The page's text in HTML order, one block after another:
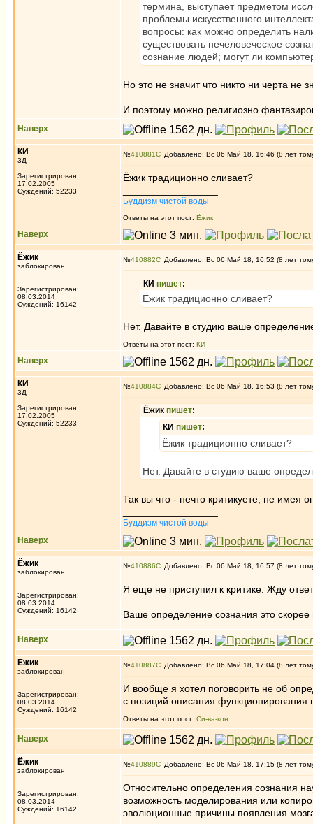
термина, выступает предметом
проблемы искусственного
вопросы: как можно определить
существовать нечеловеческое
сознание людей; могут ли
Но это не значит что никто ни черта не
И поэтому можно религиозно
Наверх
КИ
3Д
Зарегистрирован:
17.02.2005
Суждений: 52233
№410881 Добавлено: Вс 06 Май 18, 16:46 (8 лет
Ёжик традиционно сливает?
Буддизм чистой воды
Ответы на этот пост: Ёжик
Наверх
Ёжик
заблокирован
Зарегистрирован:
08.03.2014
Суждений: 16142
№410882 Добавлено: Вс 06 Май 18, 16:52 (8 лет
КИ пишет:
Ёжик традиционно сливает?
Нет. Давайте в студию ваше
Ответы на этот пост: КИ
Наверх
КИ
3Д
Зарегистрирован:
17.02.2005
Суждений: 52233
№410884 Добавлено: Вс 06 Май 18, 16:53 (8 лет
Ёжик пишет:
КИ пишет:
Ёжик традиционно сливает?
Нет. Давайте в студию ваше
Так вы что - нечто критикуете, не имея
Буддизм чистой воды
Наверх
Ёжик
заблокирован
Зарегистрирован:
08.03.2014
Суждений: 16142
№410886 Добавлено: Вс 06 Май 18, 16:57 (8 лет
Я еще не приступил к критике. Жду
Ваше определение сознания это скорее
Наверх
Ёжик
заблокирован
Зарегистрирован:
08.03.2014
Суждений: 16142
№410887 Добавлено: Вс 06 Май 18, 17:04 (8 лет
И вообще я хотел поговорить не об
с позиций описания функционирования
Ответы на этот пост: Си-ва-кон
Наверх
Ёжик
заблокирован
Зарегистрирован:
08.03.2014
Суждений: 16142
№410889 Добавлено: Вс 06 Май 18, 17:15 (8 лет
Относительно определения сознания
возможность моделирования или
эволюционные причины появления